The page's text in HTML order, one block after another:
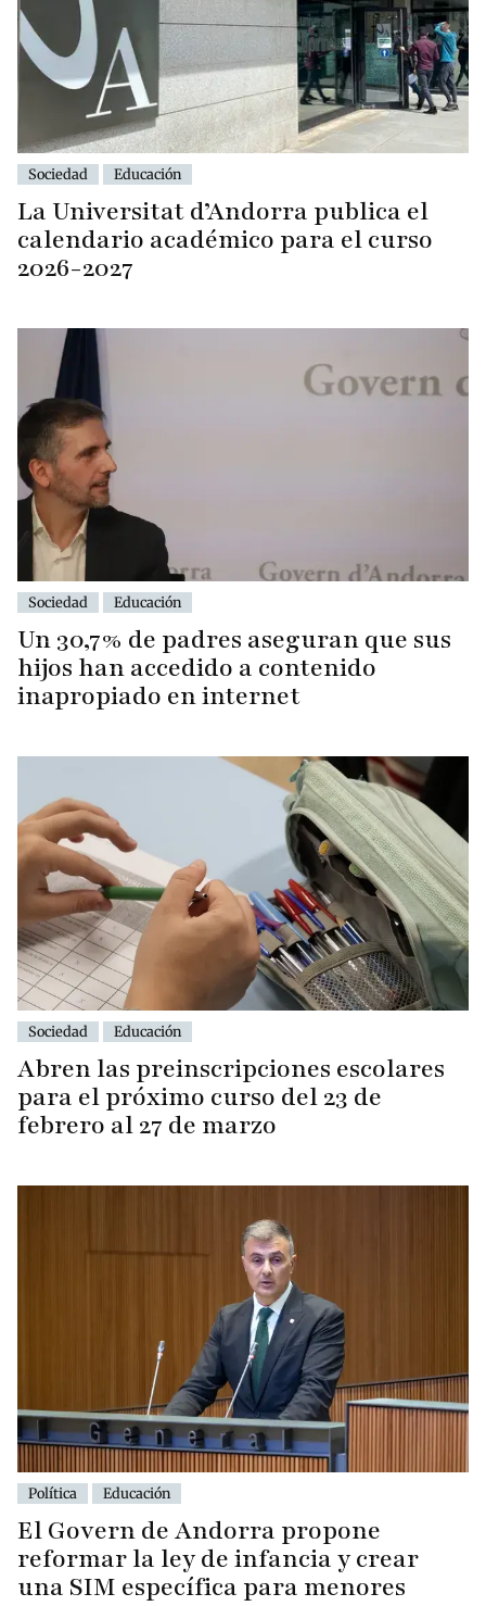
Sociedad Educación
La Universitat d’Andorra publica el
calendario académico para el curso
2026-2027
Sociedad Educación
Un 30,7% de padres aseguran que sus
hijos han accedido a contenido
inapropiado en internet
Sociedad Educación
Abren las preinscripciones escolares
para el próximo curso del 23 de
febrero al 27 de marzo
Política Educación
El Govern de Andorra propone
reformar la ley de infancia y crear
una SIM específica para menores